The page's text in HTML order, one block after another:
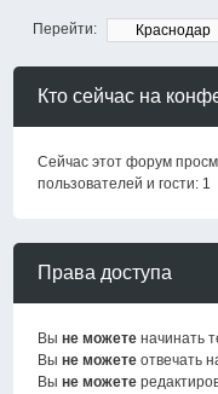
Перейти:
Кто сейчас на
Сейчас этот форум
пользователей и гости: 1
Права доступа
Выне можете начинать
Выне можете отвечать
Выне можете